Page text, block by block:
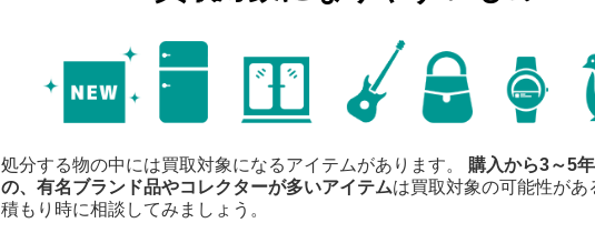
処分する物の中には買取対象になるアイテムがあります。 購入から3～5
の、有名ブランド品やコレクターが多いアイテムは買取対象の可能性があ
積もり時に相談してみましょう。